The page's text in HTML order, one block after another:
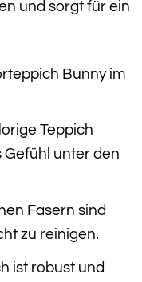
und sorgt für ein
Bunny im
Teppich
Gefühl unter den
Fasern sind
zu reinigen.
ist robust und